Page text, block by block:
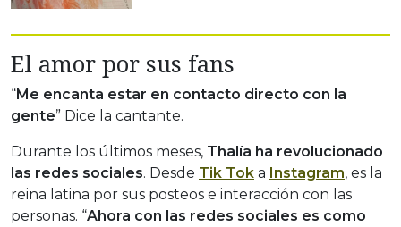
El amor por sus fans
“Me encanta estar en contacto directo con la
gente” Dice la cantante.
Durante los últimos meses, Thalía ha revolucionado
las redes sociales. Desde Tik Tok a Instagram, es la
reina latina por sus posteos e interacción con las
personas. “Ahora con las redes sociales es como